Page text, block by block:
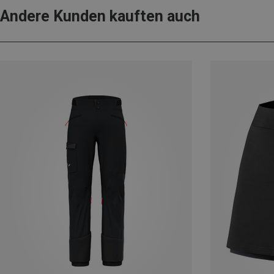
Andere Kunden kauften auch